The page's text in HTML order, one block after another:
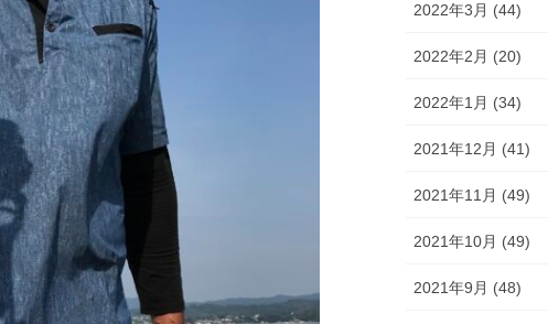
2022年3月 (44)
2022年2月 (20)
2022年1月 (34)
2021年12月 (41)
2021年11月 (49)
2021年10月 (49)
2021年9月 (48)